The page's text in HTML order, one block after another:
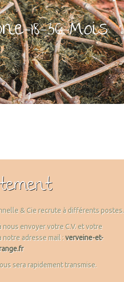
18-36-Mois
& Cie recrute à différents postes.
nous envoyer votre C.V. et votre
notre adresse mail :verveine-et-
sera rapidement transmise.